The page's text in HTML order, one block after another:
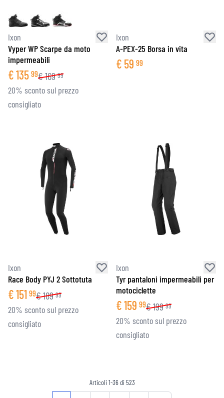
Ixon
Vyper WP Scarpe da moto
impermeabili
€135 99€169 99
20% sconto sul prezzo
consigliato
Ixon
A-PEX-25 Borsa in vita
€ 59 99
Ixon
Race Body PYJ 2 Sottotuta
€151 99€189 99
20% sconto sul prezzo
consigliato
Ixon
Tyr pantaloni impermeabili per
motociclette
€159 99€199 99
20% sconto sul prezzo
consigliato
Articoli 1-36di 523